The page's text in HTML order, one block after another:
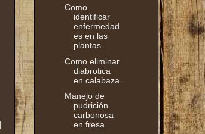
Como
identificar
enfermedad
es en las
plantas.
Como eliminar
diabrotica
en calabaza.
Manejo de
pudrición
carbonosa
en fresa.